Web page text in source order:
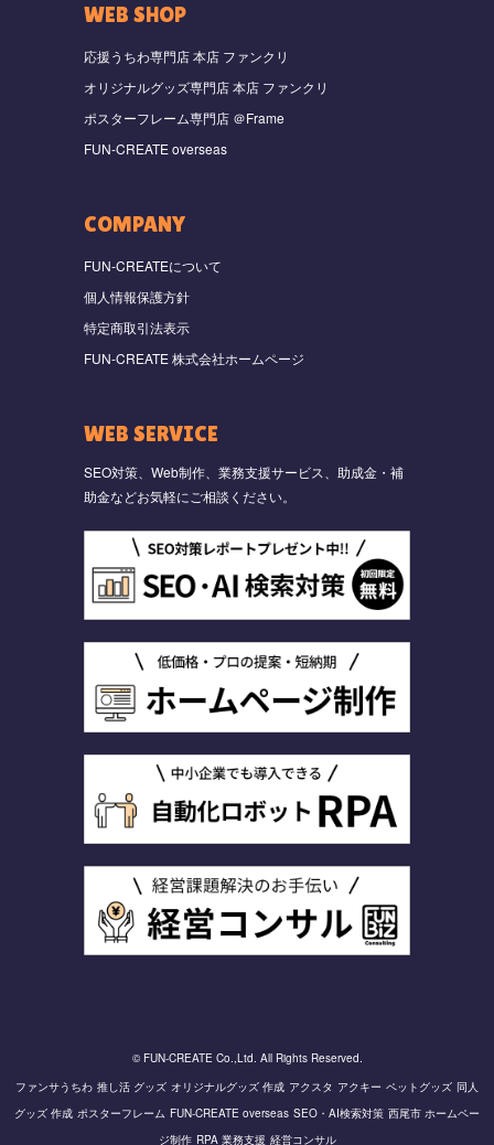
WEB SHOP
応援うちわ専門店 本店 ファンクリ
オリジナルグッズ専門店 本店 ファンクリ
ポスターフレーム専門店 ＠Frame
FUN-CREATE overseas
COMPANY
FUN-CREATEについて
個人情報保護方針
特定商取引法表示
FUN-CREATE 株式会社ホームページ
WEB SERVICE
SEO対策、Web制作、業務支援サービス、助成金・補
助金などお気軽にご相談ください。
© FUN-CREATE Co.,Ltd. All Rights Reserved.
ファンサうちわ 推し活 グッズ オリジナルグッズ 作成 アクスタ アクキー ペットグッズ 同人
グッズ 作成 ポスターフレーム FUN-CREATE overseas SEO・AI検索対策 西尾市 ホームペー
ジ制作 RPA 業務支援 経営コンサル